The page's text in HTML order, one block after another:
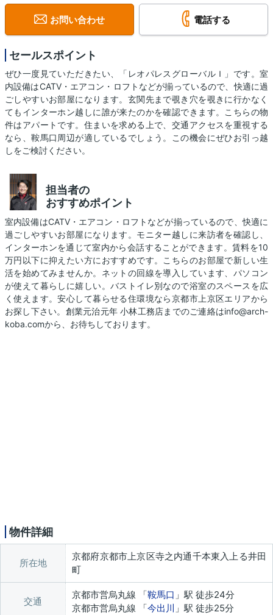
お問い合わせ 電話する
セールスポイント
ぜひ一度見ていただきたい、「レオパレスグローバルＩ」です。室
内設備はCATV・エアコン・ロフトなどが揃っているので、快適に過
ごしやすいお部屋になります。玄関先まで覗き穴を覗きに行かなく
てもインターホン越しに誰が来たのかを確認できます。こちらの物
件はアパートです。住まいを求める上で、交通アクセスを重視する
なら、鞍馬口周辺が適しているでしょう。この機会にぜひお引っ越
しをご検討ください。
担当者の
おすすめポイント
室内設備はCATV・エアコン・ロフトなどが揃っているので、快適に
過ごしやすいお部屋になります。モニター越しに来訪者を確認し、
インターホンを通じて室内から会話することができます。賃料を10
万円以下に抑えたい方におすすめです。こちらのお部屋で新しい生
活を始めてみませんか。ネットの回線を導入しています、パソコン
が使えて暮らしに嬉しい。バストイレ別なので浴室のスペースを広
く使えます。安心して暮らせる住環境なら京都市上京区エリアから
お探し下さい。創業元治元年 小林工務店までのご連絡はinfo@arch-
koba.comから、お待ちしております。
物件詳細
所在地
京都府京都市上京区寺之内通千本東入上る井田
町
交通
京都市営烏丸線 「鞍馬口 」駅 徒歩24分
京都市営烏丸線 「今出川 」駅 徒歩25分